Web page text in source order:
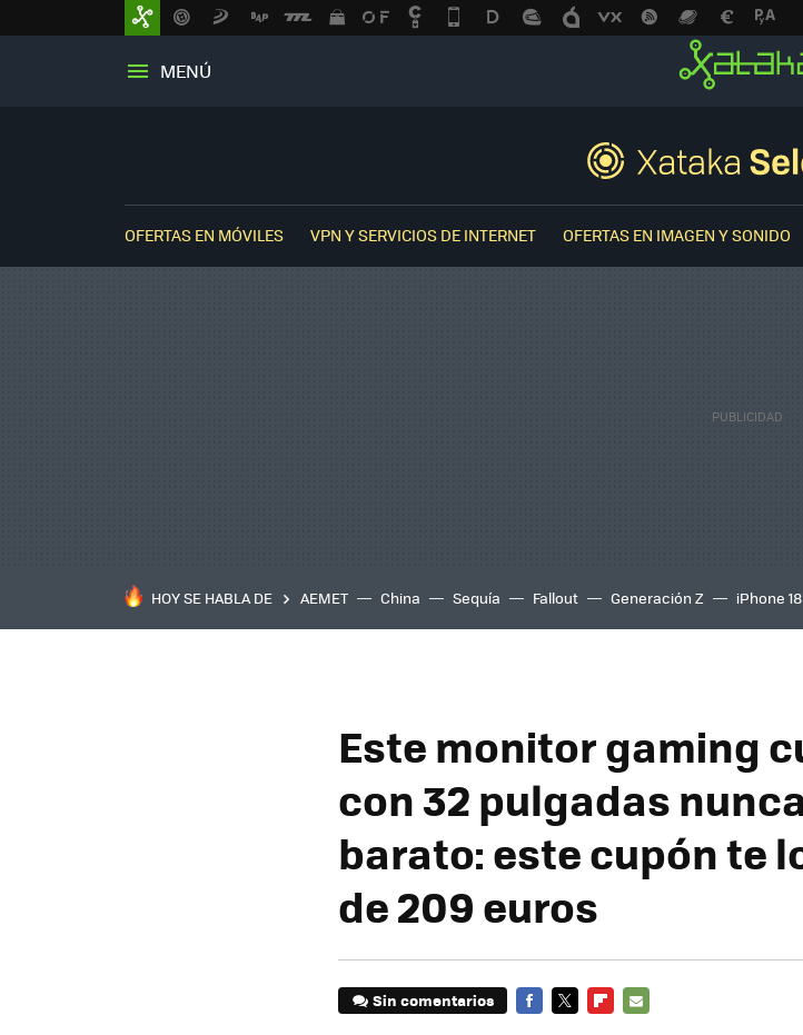
MENÚ
OFERTAS EN MÓVILES VPN Y SERVICIOS DE INTERNET OFERTAS EN IMAGEN Y SONIDO
HOY SE HABLA DE AEMET China Sequía Fallout Generación Z iPhone 18
Este monitor gaming
con 32 pulgadas
barato: este cupón te
de 209 euros
Sin comentarios